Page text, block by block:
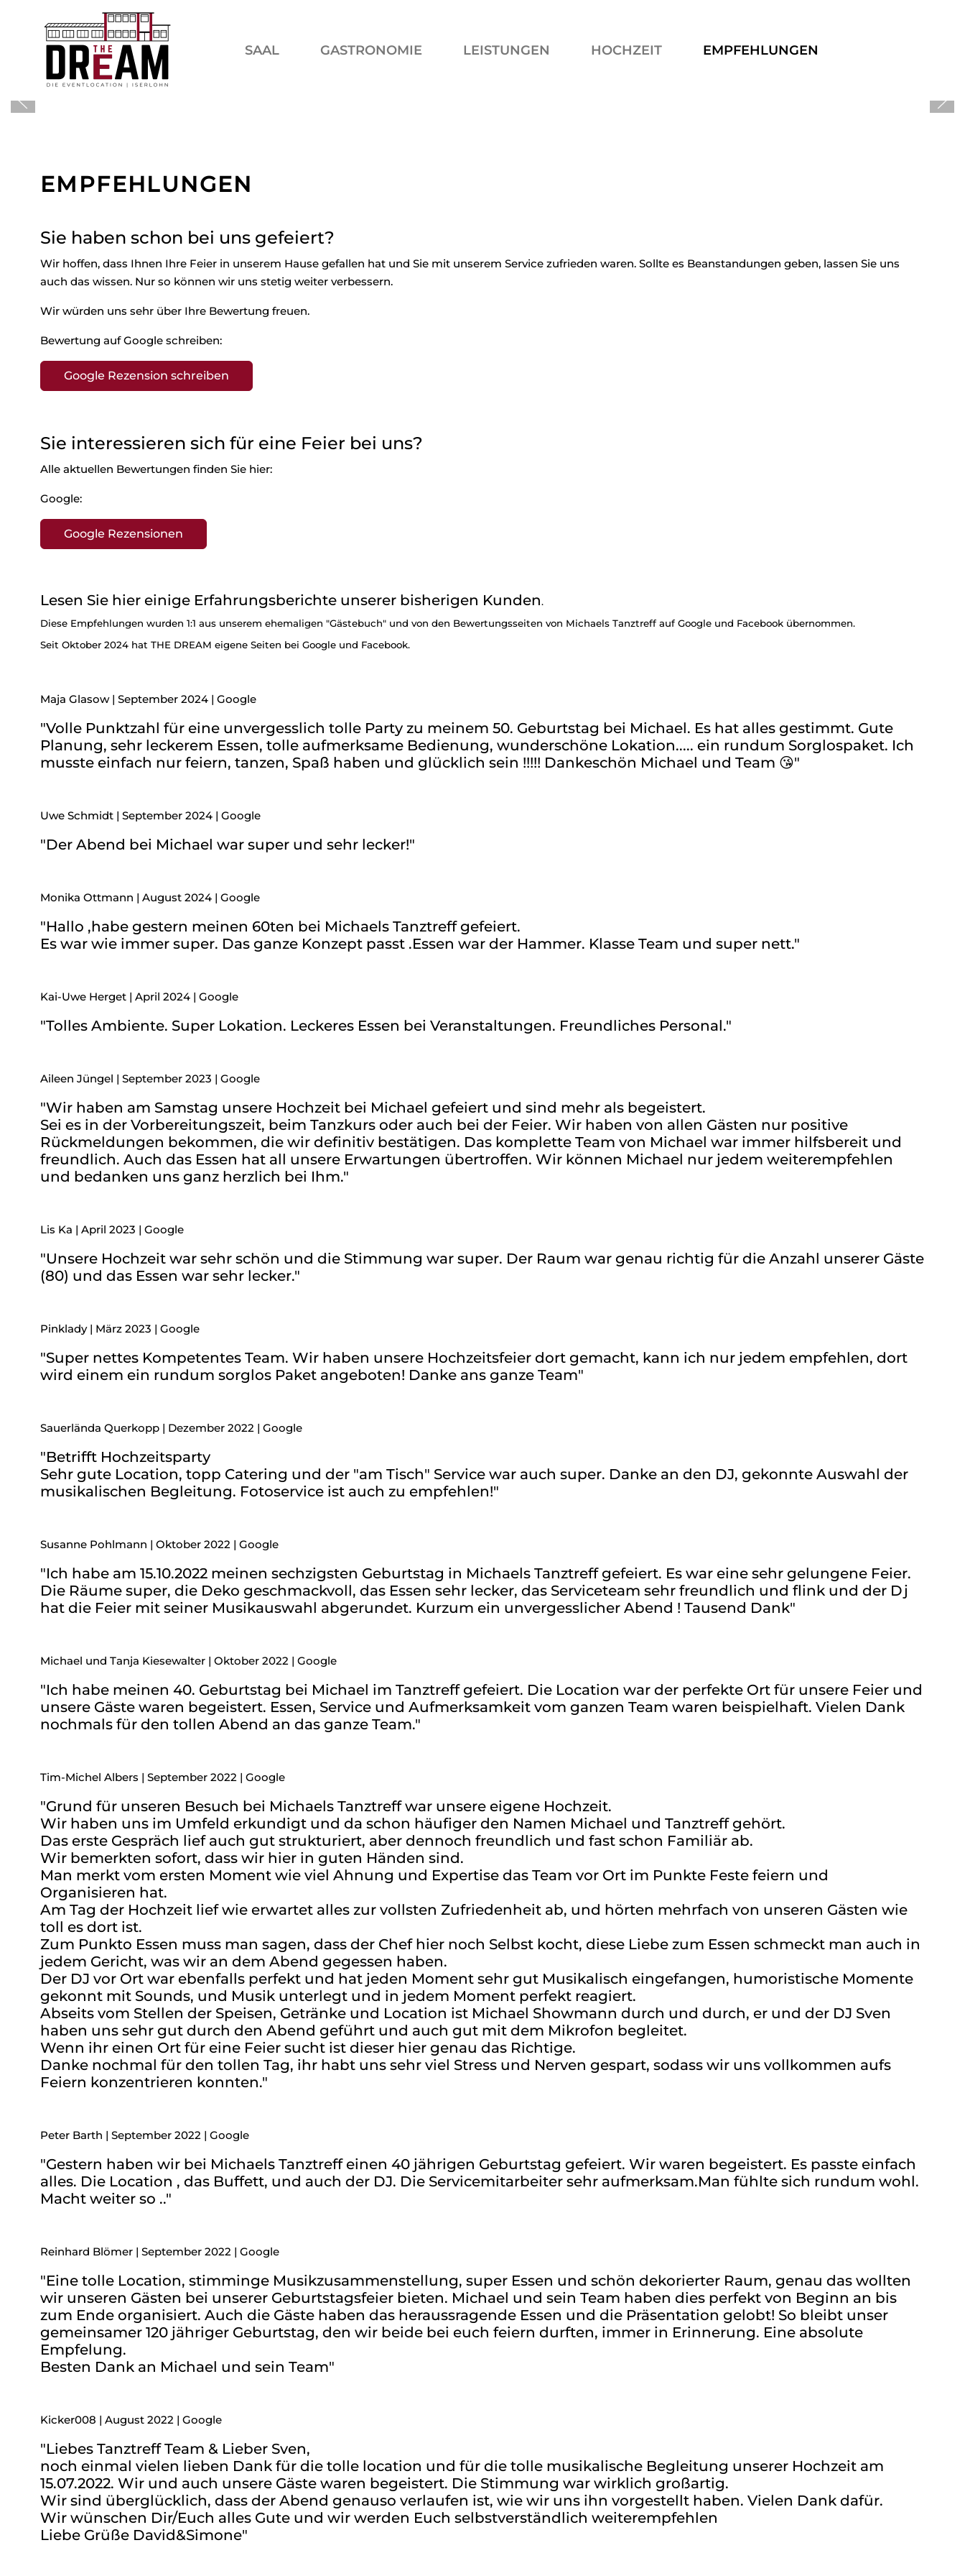
SAAL GASTRONOMIE LEISTUNGEN HOCHZEIT EMPFEHLUNGEN
EMPFEHLUNGEN
Sie haben schon bei uns gefeiert?
Wir hoffen, dass Ihnen Ihre Feier in unserem Hause gefallen hat und Sie mit unserem Service zufrieden waren. Sollte es Beanstandungen geben, lassen Sie uns
auch das wissen. Nur so können wir uns stetig weiter verbessern.
Wir würden uns sehr über Ihre Bewertung freuen.
Bewertung auf Google schreiben:
Google Rezension schreiben
Sie interessieren sich für eine Feier bei uns?
Alle aktuellen Bewertungen finden Sie hier:
Google:
Google Rezensionen
Lesen Sie hier einige Erfahrungsberichte unserer bisherigen Kunden.
Diese Empfehlungen wurden 1:1 aus unserem ehemaligen "Gästebuch" und von den Bewertungsseiten von Michaels Tanztreff auf Google und Facebook übernommen.
Seit Oktober 2024 hat THE DREAM eigene Seiten bei Google und Facebook.
Maja Glasow | September 2024 | Google
"Volle Punktzahl für eine unvergesslich tolle Party zu meinem 50. Geburtstag bei Michael. Es hat alles gestimmt. Gute
Planung, sehr leckerem Essen, tolle aufmerksame Bedienung, wunderschöne Lokation..... ein rundum Sorglospaket. Ich
musste einfach nur feiern, tanzen, Spaß haben und glücklich sein !!!!! Dankeschön Michael und Team 😘"
Uwe Schmidt | September 2024 | Google
"Der Abend bei Michael war super und sehr lecker!"
Monika Ottmann | August 2024 | Google
"Hallo ,habe gestern meinen 60ten bei Michaels Tanztreff gefeiert.
Es war wie immer super. Das ganze Konzept passt .Essen war der Hammer. Klasse Team und super nett."
Kai-Uwe Herget | April 2024 | Google
"Tolles Ambiente. Super Lokation. Leckeres Essen bei Veranstaltungen. Freundliches Personal."
Aileen Jüngel | September 2023 | Google
"Wir haben am Samstag unsere Hochzeit bei Michael gefeiert und sind mehr als begeistert.
Sei es in der Vorbereitungszeit, beim Tanzkurs oder auch bei der Feier. Wir haben von allen Gästen nur positive
Rückmeldungen bekommen, die wir definitiv bestätigen. Das komplette Team von Michael war immer hilfsbereit und
freundlich. Auch das Essen hat all unsere Erwartungen übertroffen. Wir können Michael nur jedem weiterempfehlen
und bedanken uns ganz herzlich bei Ihm."
Lis Ka | April 2023 | Google
"Unsere Hochzeit war sehr schön und die Stimmung war super. Der Raum war genau richtig für die Anzahl unserer Gäste
(80) und das Essen war sehr lecker."
Pinklady | März 2023 | Google
"Super nettes Kompetentes Team. Wir haben unsere Hochzeitsfeier dort gemacht, kann ich nur jedem empfehlen, dort
wird einem ein rundum sorglos Paket angeboten! Danke ans ganze Team"
Sauerlända Querkopp | Dezember 2022 | Google
"Betrifft Hochzeitsparty
Sehr gute Location, topp Catering und der "am Tisch" Service war auch super. Danke an den DJ, gekonnte Auswahl der
musikalischen Begleitung. Fotoservice ist auch zu empfehlen!"
Susanne Pohlmann | Oktober 2022 | Google
"Ich habe am 15.10.2022 meinen sechzigsten Geburtstag in Michaels Tanztreff gefeiert. Es war eine sehr gelungene Feier.
Die Räume super, die Deko geschmackvoll, das Essen sehr lecker, das Serviceteam sehr freundlich und flink und der Dj
hat die Feier mit seiner Musikauswahl abgerundet. Kurzum ein unvergesslicher Abend ! Tausend Dank"
Michael und Tanja Kiesewalter | Oktober 2022 | Google
"Ich habe meinen 40. Geburtstag bei Michael im Tanztreff gefeiert. Die Location war der perfekte Ort für unsere Feier und
unsere Gäste waren begeistert. Essen, Service und Aufmerksamkeit vom ganzen Team waren beispielhaft. Vielen Dank
nochmals für den tollen Abend an das ganze Team."
Tim-Michel Albers | September 2022 | Google
"Grund für unseren Besuch bei Michaels Tanztreff war unsere eigene Hochzeit.
Wir haben uns im Umfeld erkundigt und da schon häufiger den Namen Michael und Tanztreff gehört.
Das erste Gespräch lief auch gut strukturiert, aber dennoch freundlich und fast schon Familiär ab.
Wir bemerkten sofort, dass wir hier in guten Händen sind.
Man merkt vom ersten Moment wie viel Ahnung und Expertise das Team vor Ort im Punkte Feste feiern und
Organisieren hat.
Am Tag der Hochzeit lief wie erwartet alles zur vollsten Zufriedenheit ab, und hörten mehrfach von unseren Gästen wie
toll es dort ist.
Zum Punkto Essen muss man sagen, dass der Chef hier noch Selbst kocht, diese Liebe zum Essen schmeckt man auch in
jedem Gericht, was wir an dem Abend gegessen haben.
Der DJ vor Ort war ebenfalls perfekt und hat jeden Moment sehr gut Musikalisch eingefangen, humoristische Momente
gekonnt mit Sounds, und Musik unterlegt und in jedem Moment perfekt reagiert.
Abseits vom Stellen der Speisen, Getränke und Location ist Michael Showmann durch und durch, er und der DJ Sven
haben uns sehr gut durch den Abend geführt und auch gut mit dem Mikrofon begleitet.
Wenn ihr einen Ort für eine Feier sucht ist dieser hier genau das Richtige.
Danke nochmal für den tollen Tag, ihr habt uns sehr viel Stress und Nerven gespart, sodass wir uns vollkommen aufs
Feiern konzentrieren konnten."
Peter Barth | September 2022 | Google
"Gestern haben wir bei Michaels Tanztreff einen 40 jährigen Geburtstag gefeiert. Wir waren begeistert. Es passte einfach
alles. Die Location , das Buffett, und auch der DJ. Die Servicemitarbeiter sehr aufmerksam.Man fühlte sich rundum wohl.
Macht weiter so .."
Reinhard Blömer | September 2022 | Google
"Eine tolle Location, stimminge Musikzusammenstellung, super Essen und schön dekorierter Raum, genau das wollten
wir unseren Gästen bei unserer Geburtstagsfeier bieten. Michael und sein Team haben dies perfekt von Beginn an bis
zum Ende organisiert. Auch die Gäste haben das heraussragende Essen und die Präsentation gelobt! So bleibt unser
gemeinsamer 120 jähriger Geburtstag, den wir beide bei euch feiern durften, immer in Erinnerung. Eine absolute
Empfelung.
Besten Dank an Michael und sein Team"
Kicker008 | August 2022 | Google
"Liebes Tanztreff Team & Lieber Sven,
noch einmal vielen lieben Dank für die tolle location und für die tolle musikalische Begleitung unserer Hochzeit am
15.07.2022. Wir und auch unsere Gäste waren begeistert. Die Stimmung war wirklich großartig.
Wir sind überglücklich, dass der Abend genauso verlaufen ist, wie wir uns ihn vorgestellt haben. Vielen Dank dafür.
Wir wünschen Dir/Euch alles Gute und wir werden Euch selbstverständlich weiterempfehlen
Liebe Grüße David&Simone"